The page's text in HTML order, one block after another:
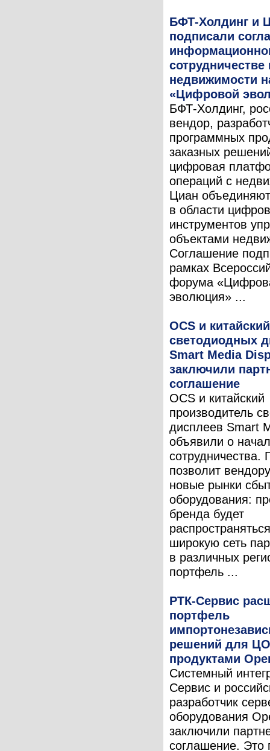
БФТ-Холдинг и
подписали
недвижимости
«Цифровой
БФТ-Холдинг,
вендор,
программных
заказных
цифровая
операций с
Циан объединяют
в области
инструментов
объектами
Соглашение
рамках
форума
эволюция» ...
OCS и
светодиодных
Smart Media
заключили
соглашение
OCS и китайский
производитель
дисплеев Smart
объявили о
сотрудничества.
позволит
новые рынки
оборудования:
бренда будет
широкую сеть
в различных
портфель ...
РТК-Сервис
портфель
решений для
продуктами
Системный
Сервис и
разработчик
оборудования
заключили
соглашение. Это